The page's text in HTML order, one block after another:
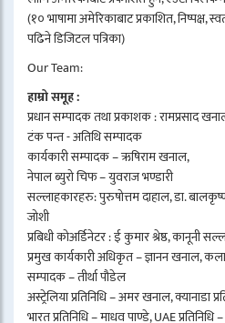
(१० भाषामा अमेरिकाबाट प्रकाशित, निष्पक्ष,
पढिने डिजिटल पत्रिका)
Our Team:
हाम्रो समूह :
प्रधान सम्पादक तथा प्रकाशक : रामप्रसाद
टंक पन्त - अतिथि सम्पादक
कार्यकारी सम्पादक – ऋषिराम खनाल,
नेपाल ब्युरो चिफ – युवराज भण्डारी
सल्लाहकारहरु: पुरुषोत्तम दाहाल, डा.
जोशी
प्रबिधी कोअर्डिनेटर : ई कुमार श्रेष्ठ, कानूनी
प्रमुख कार्यकारी अधिकृत – ज्ञानन खनाल,
सम्पादक – तीर्था पौडेल
अस्ट्रेलिया प्रतिनिधि – अमर खनाल, क्यानाडा
भारत प्रतिनिधि – माधव पाण्डे, UAE प्रतिनिधि